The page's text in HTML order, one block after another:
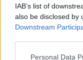
IAB’s list of
also be disclosed by
Downstream
Personal Data